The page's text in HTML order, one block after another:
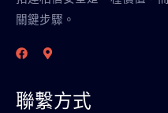
關鍵步驟。
聯繫方式